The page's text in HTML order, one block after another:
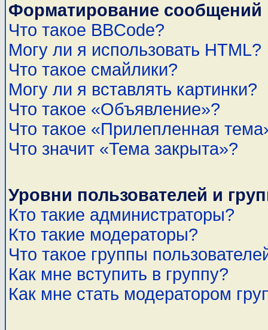
Форматирование
Что такое BBCode?
Могу ли я использовать HTML?
Что такое смайлики?
Могу ли я вставлять картинки?
Что такое «Объявление»?
Что такое «Прилепленная
Что значит «Тема закрыта»?
Уровни пользователей и
Кто такие администраторы?
Кто такие модераторы?
Что такое группы
Как мне вступить в группу?
Как мне стать модератором